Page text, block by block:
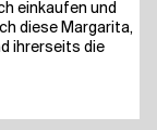
ein­kau­fen und
die­se Mar­ga­ri­ta,
ihrer­seits die